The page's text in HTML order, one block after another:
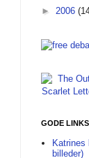
► 2006
GODE LINKS
Katrines
billeder)